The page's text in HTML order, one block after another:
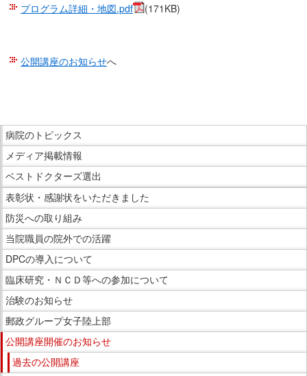
プログラム詳細・地図.pdf
(171KB)
公開講座のお知らせへ
で
本
文
で
す。
こ
こ
か
ら
サ
イ
ド
メ
ニ
ュ
ー
で
す。
病院のトピックス
メディア掲載情報
ベストドクターズ選出
表彰状・感謝状をいただきました
防災への取り組み
当院職員の院外での活躍
DPCの導入について
臨床研究・ＮＣＤ等への参加について
治験のお知らせ
郵政グループ女子陸上部
公開講座開催のお知らせ
過去の公開講座